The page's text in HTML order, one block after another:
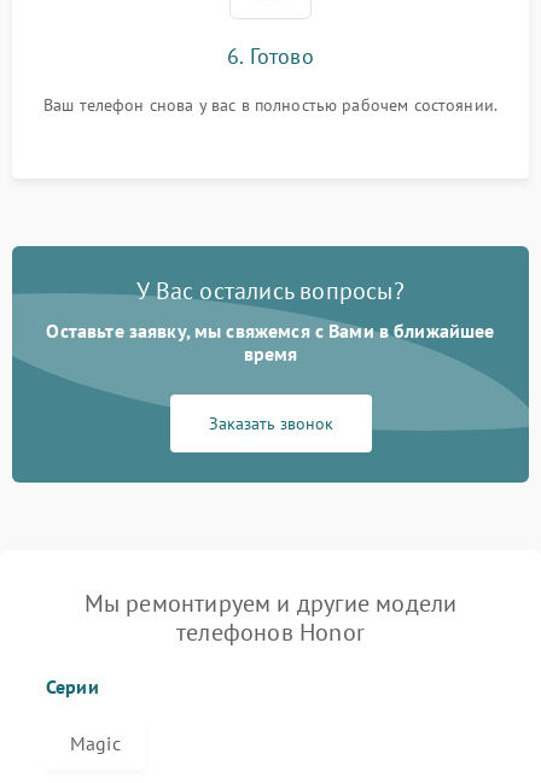
6. Готово
Ваш телефон снова у вас в полностью рабочем состоянии.
У Вас остались вопросы?
Оставьте заявку, мы свяжемся с Вами в ближайшее
время
Заказать звонок
Мы ремонтируем и другие модели
телефонов Honor
Серии
Magic